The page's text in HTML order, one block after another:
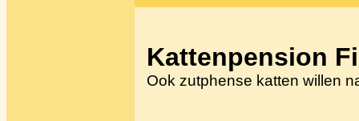
Kattenpension
Ook zutphense katten willen